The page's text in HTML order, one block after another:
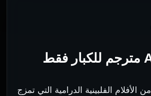
من الأفلام الفلبينية الدرامية التي تمزج